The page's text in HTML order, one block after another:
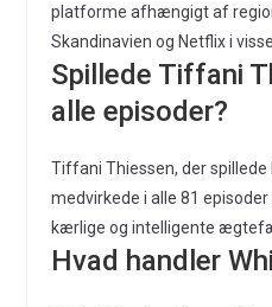
platforme afhængigt af
Skandinavien og Netflix i
Spillede Tiffani
alle episoder?
Tiffani Thiessen, der spillede
medvirkede i alle 81
kærlige og intelligente
Hvad handler